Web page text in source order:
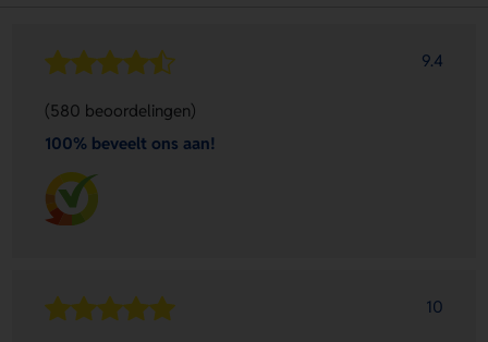
9.4
(580 beoordelingen)
100% beveelt ons aan!
10